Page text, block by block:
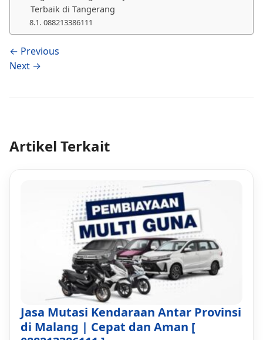
Terbaik di Tangerang
088213386111
← Previous
Next →
Artikel Terkait
Jasa Mutasi Kendaraan Antar Provinsi
di Malang | Cepat dan Aman [